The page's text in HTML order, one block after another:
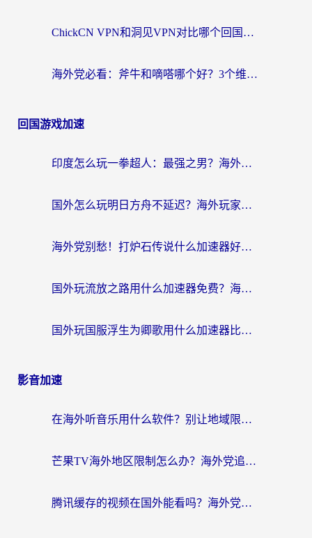
ChickCN VPN和洞见VPN对比哪个回国效果更好？海外党亲测3款加速器+避坑指南
海外党必看：斧牛和嘀嗒哪个好？3个维度教你选对回国加速器
回国游戏加速
印度怎么玩一拳超人：最强之男？海外党国服游戏加速避坑指南
国外怎么玩明日方舟不延迟？海外玩家国服游戏加速终极指南（附DNF梦幻诛仙解决方案）
海外党别愁！打炉石传说什么加速器好用？3个实用技巧解决国服游戏卡顿
国外玩流放之路用什么加速器免费？海外党亲测有效的国服游戏加速指南
国外玩国服浮生为卿歌用什么加速器比较好？海外党亲测不踩坑指南
影音加速
在海外听音乐用什么软件？别让地域限制断了你的华语歌单
芒果TV海外地区限制怎么办？海外党追剧看片的实用加速器选择指南
腾讯缓存的视频在国外能看吗？海外党追剧看片的终极解决方案